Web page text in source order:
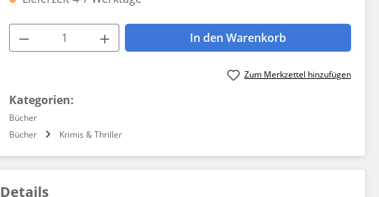
Produkt Anzahl: Gib den gewünschten Wert
In den Warenkorb
Zum Merkzettel hinzufügen
Kategorien:
Bücher
Bücher
Krimis & Thriller
Details